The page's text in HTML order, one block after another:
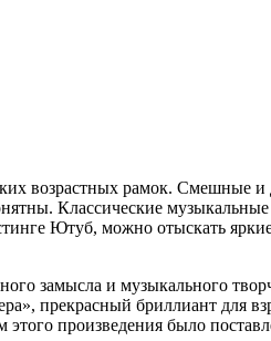
возрастных рамок. Смешные и
Классические музыкальные
Ютуб, можно отыскать
замысла и музыкального
прекрасный бриллиант для
произведения было